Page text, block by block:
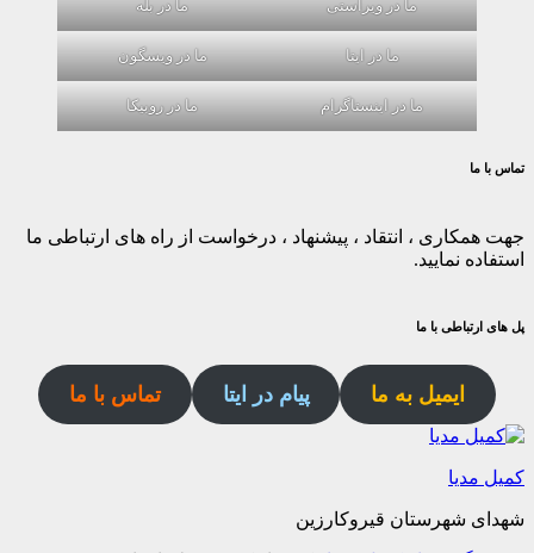
ما در ویراستی ما در بله
ما در ایتا ما در ویسگون
ما در اینستاگرام ما در روبیکا
تماس با ما
جهت همکاری ، انتقاد ، پیشنهاد ، درخواست از راه های ارتباطی ما
استفاده نمایید.
پل های ارتباطی با ما
ایمیل به ما پیام در ایتا تماس با ما
کمیل مدیا
شهدای شهرستان قیروکارزین